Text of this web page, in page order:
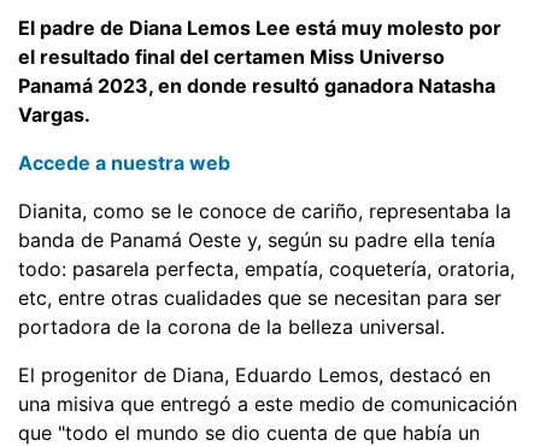
El padre de Diana Lemos Lee está muy molesto por
el resultado final del certamen Miss Universo
Panamá 2023, en donde resultó ganadora Natasha
Vargas.
Accede a nuestra web
Dianita, como se le conoce de cariño, representaba la
banda de Panamá Oeste y, según su padre ella tenía
todo: pasarela perfecta, empatía, coquetería, oratoria,
etc, entre otras cualidades que se necesitan para ser
portadora de la corona de la belleza universal.
El progenitor de Diana, Eduardo Lemos, destacó en
una misiva que entregó a este medio de comunicación
que "todo el mundo se dio cuenta de que había un